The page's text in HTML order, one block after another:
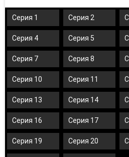
Серия 1 Серия 2
Серия 4 Серия 5
Серия 7 Серия 8
Серия 10 Серия 11
Серия 13 Серия 14
Серия 16 Серия 17
Серия 19 Серия 20